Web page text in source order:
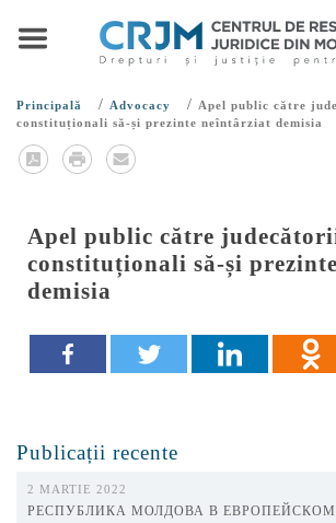
Principală / Advocacy / Apel public către
constituționali să-și prezinte neîntârziat demisia
Apel public către
constituționali să-și
demisia
Publicații recente
2 MARTIE 2022
РЕСПУБЛИКА МОЛДОВА В